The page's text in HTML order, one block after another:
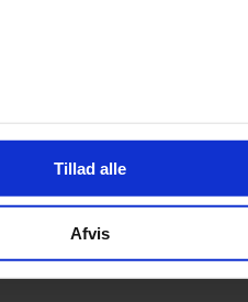
Tillad alle
Afvis